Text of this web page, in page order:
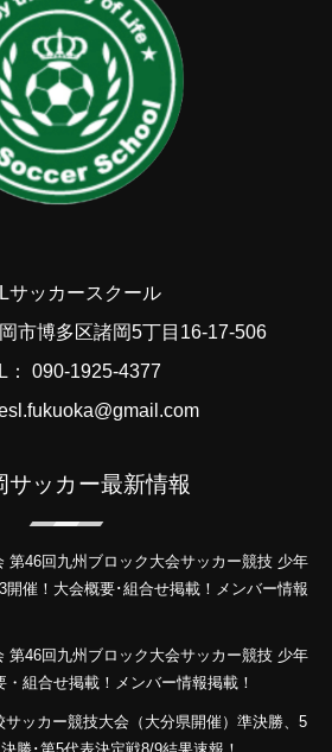
サッカースクール
市博多区諸岡5丁目16-17-506
： 090-1925-4377
サッカー最新情報
第46回九州ブロック大会サッカー競技 少年
催！大会概要･組合せ掲載！メンバー情報
第46回九州ブロック大会サッカー競技 少年
組合せ掲載！メンバー情報掲載！
ッカー競技大会（大分県開催）準決勝、5